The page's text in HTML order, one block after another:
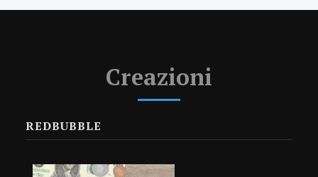
Creazioni
REDBUBBLE